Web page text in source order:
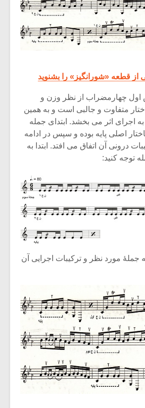
از قطعه «شورانگیز» را بشنوید
چهارمضراب از نظر وزن و
متفاوت و جالبی است و به همین
اجرای اثر می بخشد. ابتدای جمله
اصلی پایه بوده و سپس در ادامه
درونی آن اتفاق می افتد. ابتدا به
توجه کنید:
جملۀ مورد نظر و ترکیبات اجرایی آن